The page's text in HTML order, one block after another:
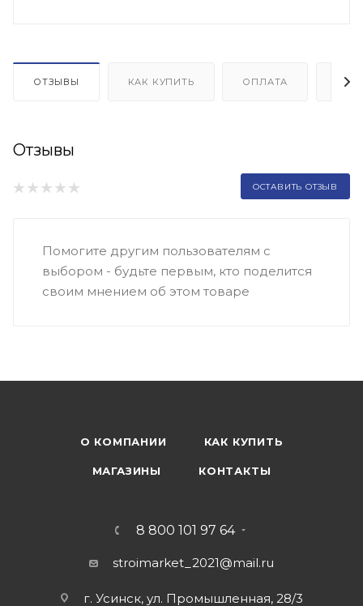
ОТЗЫВЫ КАК КУПИТЬ ОПЛАТА
Отзывы
ОСТАВИТЬ ОТЗЫВ
Помогите другим пользователям с
выбором - будьте первым, кто поделится
своим мнением об этом товаре
О КОМПАНИИ КАК КУПИТЬ
МАГАЗИНЫ КОНТАКТЫ
8 800 101 97 64
stroimarket_2021@mail.ru
г. Усинск, ул. Промышленная, 28/3